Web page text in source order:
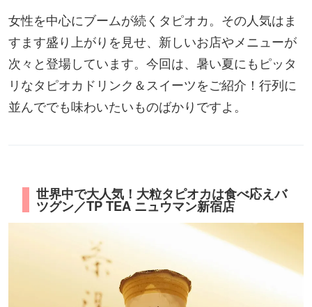
女性を中心にブームが続くタピオカ。その人気はま
すます盛り上がりを見せ、新しいお店やメニューが
次々と登場しています。今回は、暑い夏にもピッタ
リなタピオカドリンク＆スイーツをご紹介！行列に
並んででも味わいたいものばかりですよ。
世界中で大人気！大粒タピオカは食べ応えバ
ツグン／TP TEA ニュウマン新宿店